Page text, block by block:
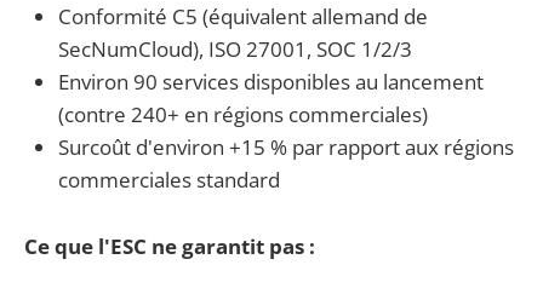
Conformité C5 (équivalent allemand de
SecNumCloud), ISO 27001, SOC 1/2/3
Environ 90 services disponibles au lancement
(contre 240+ en régions commerciales)
Surcoût d'environ +15 % par rapport aux régions
commerciales standard
Ce que l'ESC ne garantit pas :